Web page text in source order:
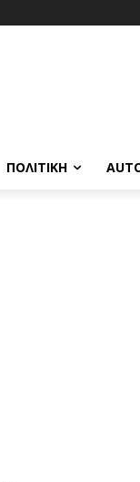
ΠΟΛΙΤΙΚΉ